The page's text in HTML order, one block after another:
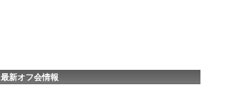
最新オフ会情報